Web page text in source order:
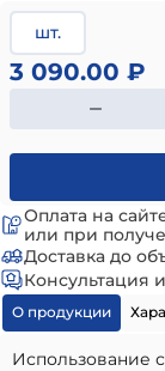
шт.
3 090.00 ₽
Оплата на
или при
Доставка до
Консультация
О продукции
Использование